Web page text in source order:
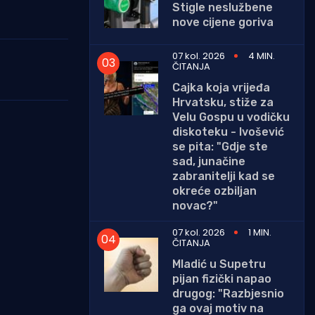
Stigle neslužbene
nove cijene goriva
07 kol. 2026 4 MIN.
ČITANJA
Cajka koja vrijeđa
Hrvatsku, stiže za
Velu Gospu u vodičku
diskoteku - Ivošević
se pita: "Gdje ste
sad, junačine
zabranitelji kad se
okreće ozbiljan
novac?"
07 kol. 2026
1 MIN.
ČITANJA
Mladić u Supetru
pijan fizički napao
drugog: "Razbjesnio
ga ovaj motiv na